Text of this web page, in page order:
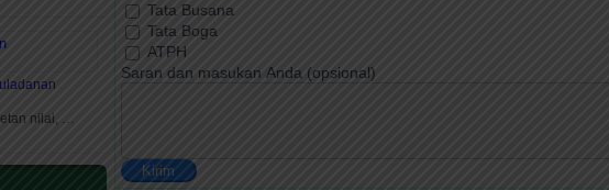
nilai, …
Tata Busana
Tata Boga
ATPH
Saran dan masukan Anda (opsional)
Kirim